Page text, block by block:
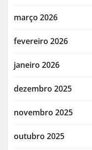
março 2026
fevereiro 2026
janeiro 2026
dezembro 2025
novembro 2025
outubro 2025